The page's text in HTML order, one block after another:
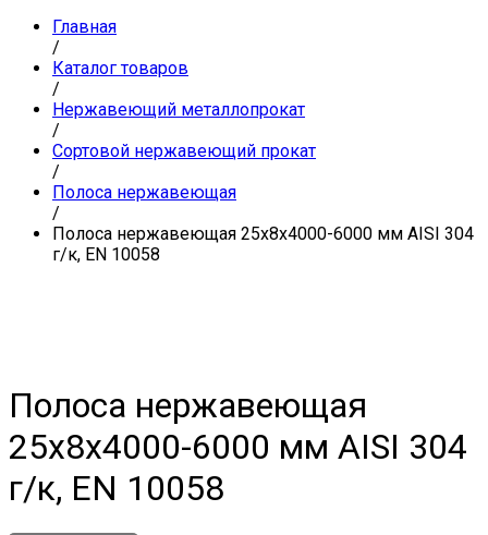
Главная
/
Каталог товаров
/
Нержавеющий металлопрокат
/
Сортовой нержавеющий прокат
/
Полоса нержавеющая
/
Полоса нержавеющая 25x8x4000-6000 мм AISI 304
г/к, EN 10058
Полоса нержавеющая
25x8x4000-6000 мм AISI 304
г/к, EN 10058